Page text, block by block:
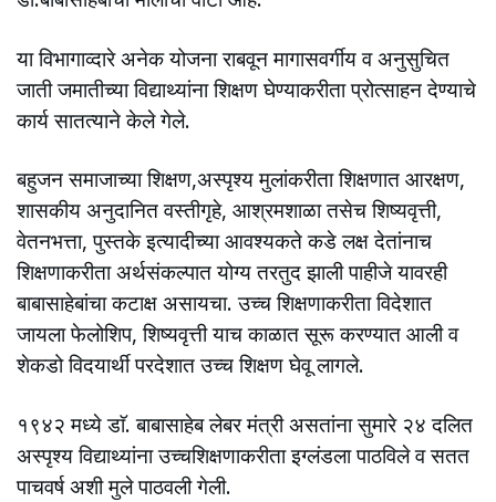
या विभागाव्दारे अनेक योजना राबवून मागासवर्गीय व अनुसुचित
जाती जमातीच्या विद्याथ्यांना शिक्षण घेण्याकरीता प्रोत्साहन देण्याचे
कार्य सातत्याने केले गेले.
बहुजन समाजाच्या शिक्षण,अस्पृश्य मुलांकरीता शिक्षणात आरक्षण,
शासकीय अनुदानित वस्तीगृहे, आश्रमशाळा तसेच शिष्यवृत्ती,
वेतनभत्ता, पुस्तके इत्यादीच्या आवश्यकते कडे लक्ष देतांनाच
शिक्षणाकरीता अर्थसंकल्पात योग्य तरतुद झाली पाहीजे यावरही
बाबासाहेबांचा कटाक्ष असायचा. उच्च शिक्षणाकरीता विदेशात
जायला फेलोशिप, शिष्यवृत्ती याच काळात सूरू करण्यात आली व
शेकडो विदयार्थी परदेशात उच्च शिक्षण घेवू लागले.
१९४२ मध्ये डाॅ. बाबासाहेब लेबर मंत्री असतांना सुमारे २४ दलित
अस्पृश्य विद्याथ्यांना उच्चशिक्षणाकरीता इग्लंडला पाठविले व सतत
पाचवर्ष अशी मुले पाठवली गेली.